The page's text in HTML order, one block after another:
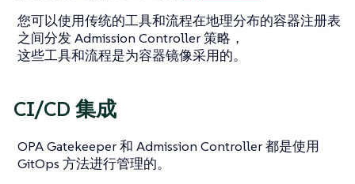
您可以使用传统的工具和流程在地理分布的容器注册表
之间分发 Admission Controller 策略，
这些工具和流程是为容器镜像采用的。
CI/CD 集成
OPA Gatekeeper 和 Admission Controller 都是使用
GitOps 方法进行管理的。